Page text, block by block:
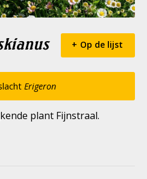
Op de lijst
Erigeron
plant Fijnstraal.